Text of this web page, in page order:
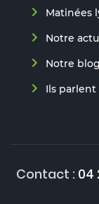
Matinées
Notre
Notre
Ils parlent
Contact : 04